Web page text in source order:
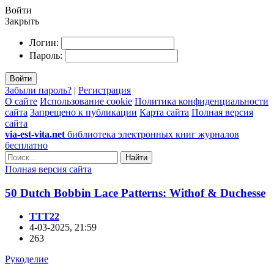
Войти
Закрыть
Логин:
Пароль:
Войти
Забыли пароль? | Регистрация
О сайте Использование cookie Политика конфиденциальности
сайта Запрещено к публикации Карта сайта Полная версия
сайта
via-est-vita.net библиотека электронных книг журналов
бесплатно
Найти
Полная версия сайта
50 Dutch Bobbin Lace Patterns: Withof & Duchesse
TTT22
4-03-2025, 21:59
263
Рукоделие